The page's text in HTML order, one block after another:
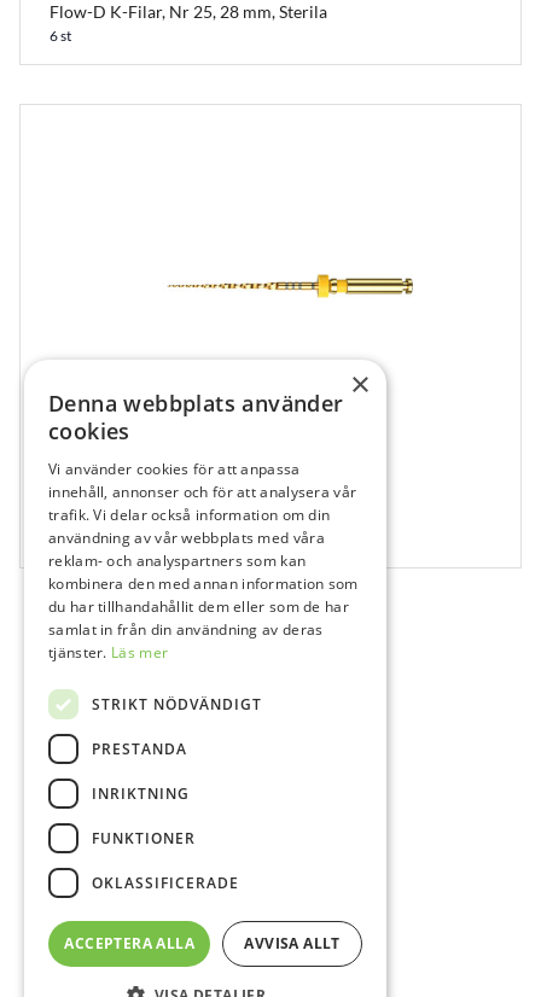
Flow-D K-Filar, Nr 25, 28 mm, Sterila
6 st
531122
Simplee W+ Small, Nr 20, 25 mm, Sterila
6 st
×
Denna webbplats använder
cookies
Vi använder cookies för att anpassa
innehåll, annonser och för att analysera vår
trafik. Vi delar också information om din
användning av vår webbplats med våra
reklam- och analyspartners som kan
kombinera den med annan information som
du har tillhandahållit dem eller som de har
samlat in från din användning av deras
tjänster. Läs mer
STRIKT NÖDVÄNDIGT
PRESTANDA
INRIKTNING
FUNKTIONER
OKLASSIFICERADE
ACCEPTERA ALLA AVVISA ALLT